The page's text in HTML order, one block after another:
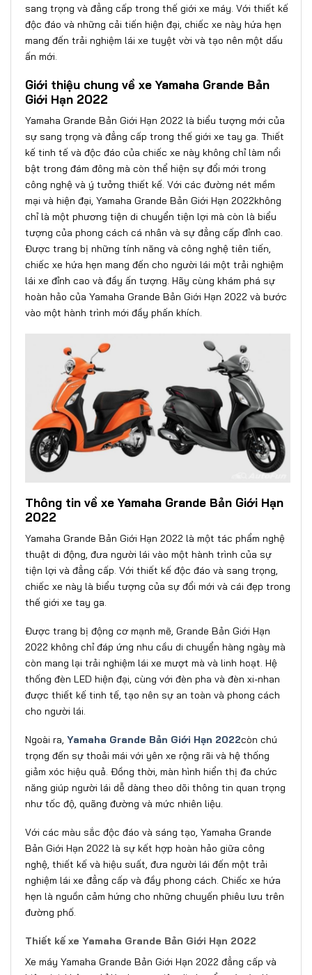
sang trọng và đẳng cấp trong thế giới xe máy. Với thiết kế
độc đáo và những cải tiến hiện đại, chiếc xe này hứa hẹn
mang đến trải nghiệm lái xe tuyệt vời và tạo nên một dấu
ấn mới.
Giới thiệu chung về xe Yamaha Grande Bản
Giới Hạn 2022
Yamaha Grande Bản Giới Hạn 2022 là biểu tượng mới của
sự sang trọng và đẳng cấp trong thế giới xe tay ga. Thiết
kế tinh tế và độc đáo của chiếc xe này không chỉ làm nổi
bật trong đám đông mà còn thể hiện sự đổi mới trong
công nghệ và ý tưởng thiết kế. Với các đường nét mềm
mại và hiện đại, Yamaha Grande Bản Giới Hạn 2022không
chỉ là một phương tiện di chuyển tiện lợi mà còn là biểu
tượng của phong cách cá nhân và sự đẳng cấp đỉnh cao.
Được trang bị những tính năng và công nghệ tiên tiến,
chiếc xe hứa hẹn mang đến cho người lái một trải nghiệm
lái xe đỉnh cao và đầy ấn tượng. Hãy cùng khám phá sự
hoàn hảo của Yamaha Grande Bản Giới Hạn 2022 và bước
vào một hành trình mới đầy phấn khích.
Thông tin về xe Yamaha Grande Bản Giới Hạn
2022
Yamaha Grande Bản Giới Hạn 2022 là một tác phẩm nghệ
thuật di động, đưa người lái vào một hành trình của sự
tiện lợi và đẳng cấp. Với thiết kế độc đáo và sang trọng,
chiếc xe này là biểu tượng của sự đổi mới và cái đẹp trong
thế giới xe tay ga.
Được trang bị động cơ mạnh mẽ, Grande Bản Giới Hạn
2022 không chỉ đáp ứng nhu cầu di chuyển hàng ngày mà
còn mang lại trải nghiệm lái xe mượt mà và linh hoạt. Hệ
thống đèn LED hiện đại, cùng với đèn pha và đèn xi-nhan
được thiết kế tinh tế, tạo nên sự an toàn và phong cách
cho người lái.
Ngoài ra, Yamaha Grande Bản Giới Hạn 2022còn chú
trọng đến sự thoải mái với yên xe rộng rãi và hệ thống
giảm xóc hiệu quả. Đồng thời, màn hình hiển thị đa chức
năng giúp người lái dễ dàng theo dõi thông tin quan trọng
như tốc độ, quãng đường và mức nhiên liệu.
Với các màu sắc độc đáo và sáng tạo, Yamaha Grande
Bản Giới Hạn 2022 là sự kết hợp hoàn hảo giữa công
nghệ, thiết kế và hiệu suất, đưa người lái đến một trải
nghiệm lái xe đẳng cấp và đầy phong cách. Chiếc xe hứa
hẹn là nguồn cảm hứng cho những chuyến phiêu lưu trên
đường phố.
Thiết kế xe Yamaha Grande Bản Giới Hạn 2022
Xe máy Yamaha Grande Bản Giới Hạn 2022 đẳng cấp và